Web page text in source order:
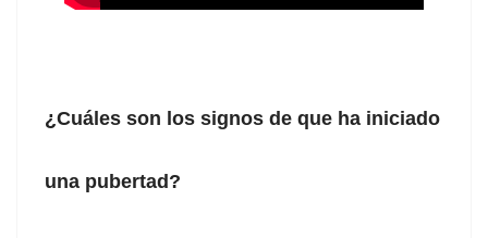
¿Cuáles son los signos de que ha iniciado
una pubertad?